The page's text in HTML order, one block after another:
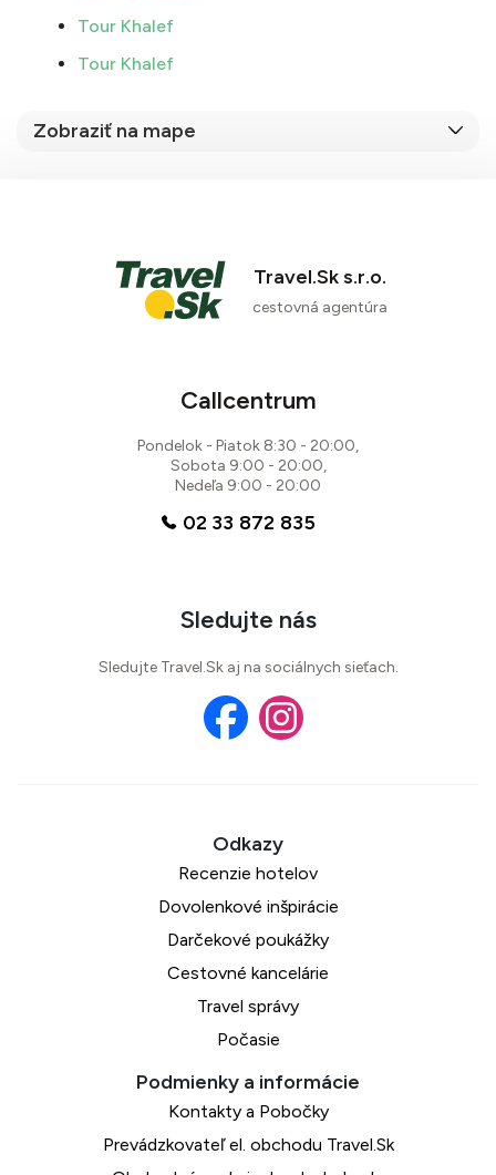
Tour Khalef
Tour Khalef
Zobraziť na mape
Travel.Sk s.r.o.
cestovná agentúra
Callcentrum
Pondelok - Piatok 8:30 - 20:00,
Sobota 9:00 - 20:00,
Nedeľa 9:00 - 20:00
02 33 872 835
Sledujte nás
Sledujte Travel.Sk aj na sociálnych sieťach.
Recenzie hotelov
Dovolenkové inšpirácie
Darčekové poukážky
Cestovné kancelárie
Travel správy
Počasie
Kontakty a Pobočky
Prevádzkovateľ el. obchodu Travel.Sk